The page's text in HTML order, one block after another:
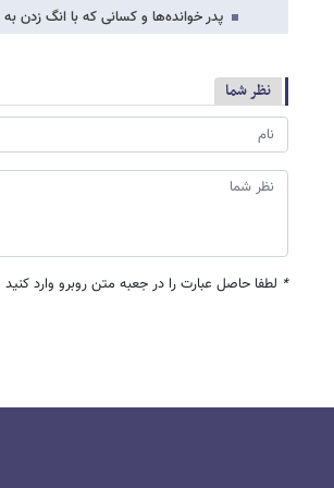
پدر خوانده‌ها و کسانی که با انگ زدن
نظر شما
* لطفا حاصل عبارت را در جعبه متن روبرو وارد کنید